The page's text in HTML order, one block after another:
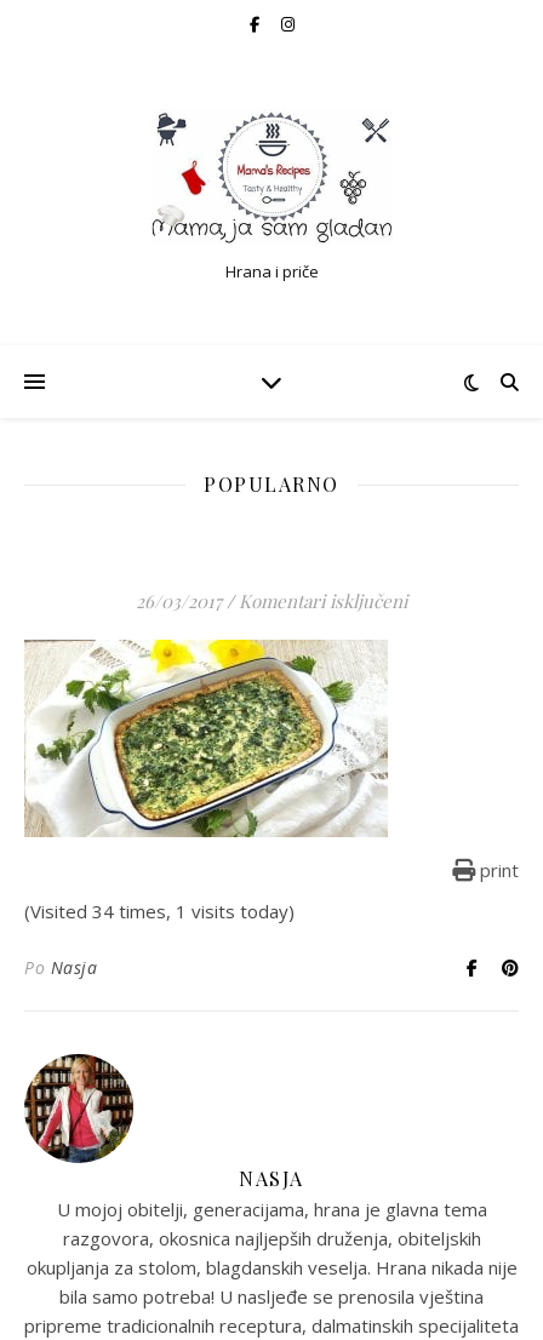
Hrana i priče
POPULARNO
26/03/2017 / Komentari isključeniza
print
(Visited 34 times, 1 visits today)
Po Nasja
NASJA
U mojoj obitelji, generacijama, hrana je glavna tema
razgovora, okosnica najljepših druženja, obiteljskih
okupljanja za stolom, blagdanskih veselja. Hrana nikada nije
bila samo potreba! U nasljeđe se prenosila vještina
pripreme tradicionalnih receptura, dalmatinskih specijaliteta